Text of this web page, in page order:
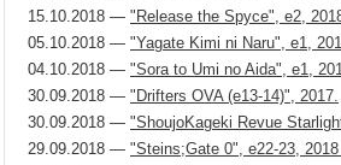
15.10.2018 — "Release the Spyce", е2,
05.10.2018 — "Yagate Kimi ni Naru", е1,
04.10.2018 — "Sora to Umi no Aida", е1,
30.09.2018 — "Drifters OVA (e13-14)", 2017.
30.09.2018 — "ShoujoKageki Revue
29.09.2018 — "Steins;Gate 0", е22-23,